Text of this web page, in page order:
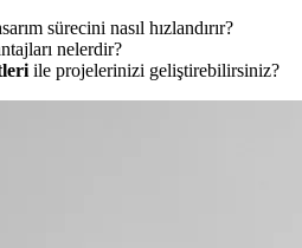
sürecini nasıl hızlandırır?
nelerdir?
ile projelerinizi geliştirebilirsiniz?